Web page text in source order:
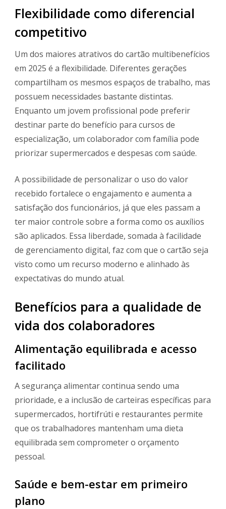
Flexibilidade como diferencial
competitivo
Um dos maiores atrativos do cartão multibenefícios
em 2025 é a flexibilidade. Diferentes gerações
compartilham os mesmos espaços de trabalho, mas
possuem necessidades bastante distintas.
Enquanto um jovem profissional pode preferir
destinar parte do benefício para cursos de
especialização, um colaborador com família pode
priorizar supermercados e despesas com saúde.
A possibilidade de personalizar o uso do valor
recebido fortalece o engajamento e aumenta a
satisfação dos funcionários, já que eles passam a
ter maior controle sobre a forma como os auxílios
são aplicados. Essa liberdade, somada à facilidade
de gerenciamento digital, faz com que o cartão seja
visto como um recurso moderno e alinhado às
expectativas do mundo atual.
Benefícios para a qualidade de
vida dos colaboradores
Alimentação equilibrada e acesso
facilitado
A segurança alimentar continua sendo uma
prioridade, e a inclusão de carteiras específicas para
supermercados, hortifrúti e restaurantes permite
que os trabalhadores mantenham uma dieta
equilibrada sem comprometer o orçamento
pessoal.
Saúde e bem-estar em primeiro
plano